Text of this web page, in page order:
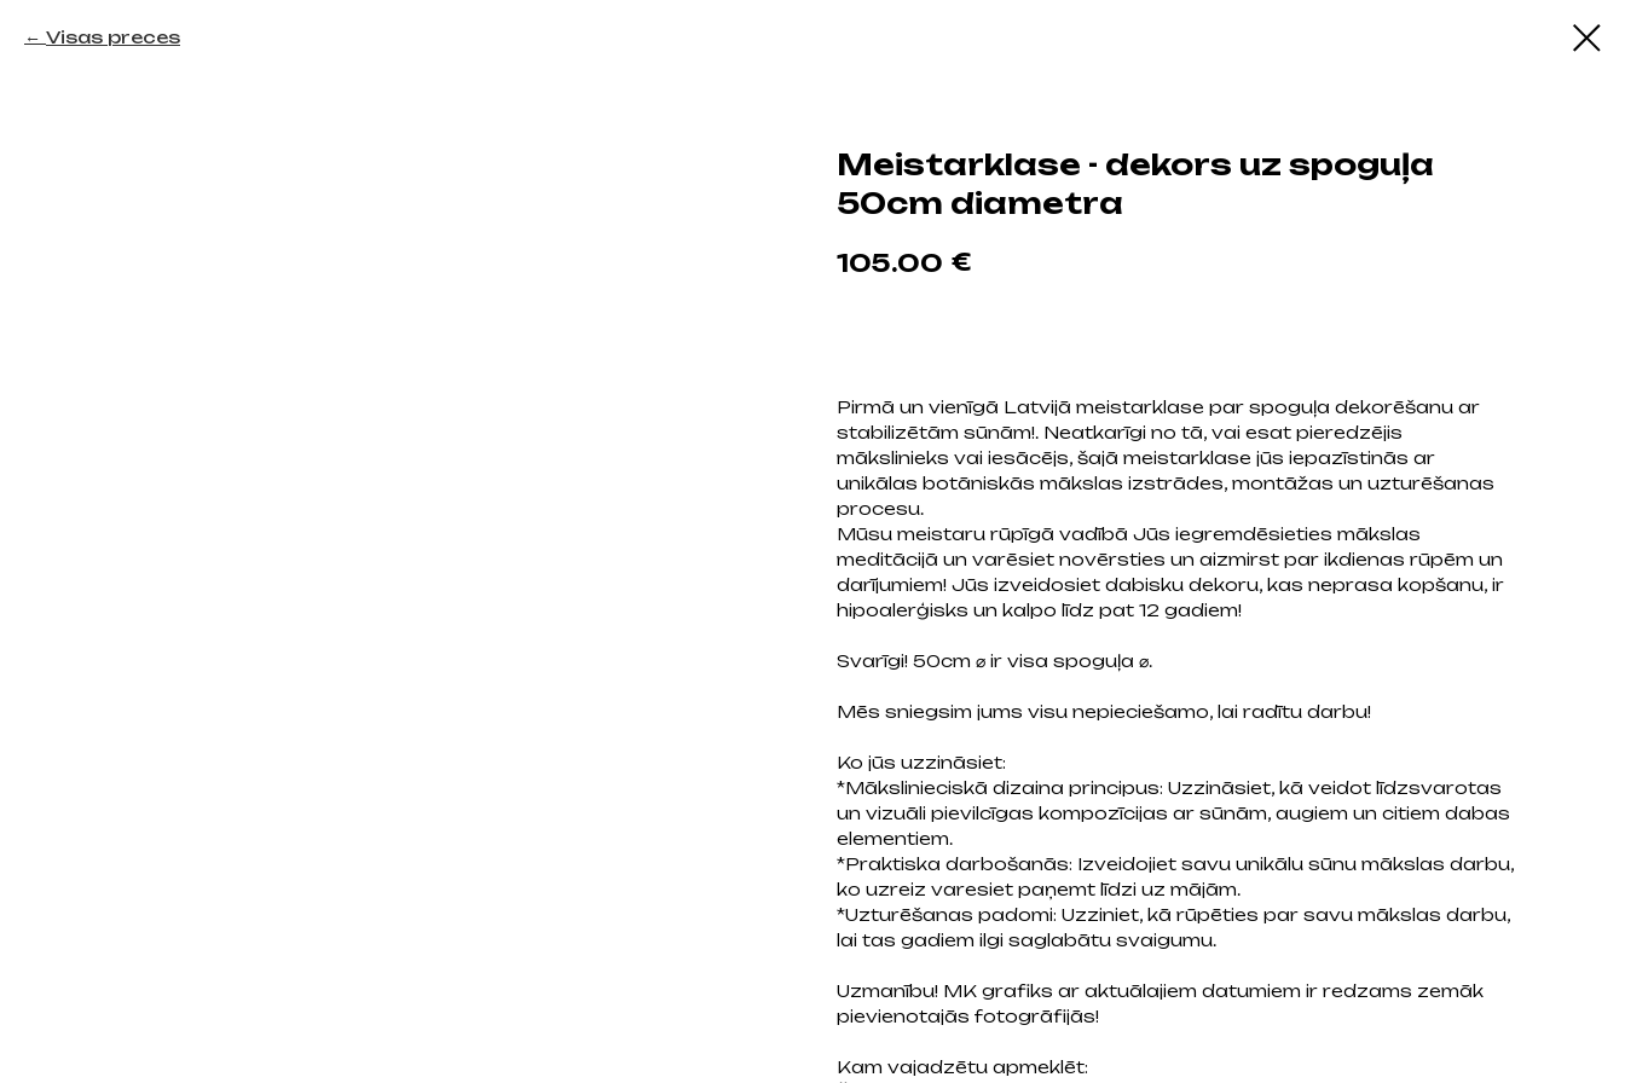
Visas preces
Meistarklase - dekors uz spoguļa
50cm diametra
105.00 €
Pirmā un vienīgā Latvijā meistarklase par spoguļa dekorēšanu ar
stabilizētām sūnām!. Neatkarīgi no tā, vai esat pieredzējis
mākslinieks vai iesācējs, šajā meistarklase jūs iepazīstinās ar
unikālas botāniskās mākslas izstrādes, montāžas un uzturēšanas
procesu.
Mūsu meistaru rūpīgā vadībā Jūs iegremdēsieties mākslas
meditācijā un varēsiet novērsties un aizmirst par ikdienas rūpēm un
darījumiem! Jūs izveidosiet dabisku dekoru, kas neprasa kopšanu, ir
hipoalerģisks un kalpo līdz pat 12 gadiem!
Svarīgi! 50cm ⌀ ir visa spoguļa ⌀.
Mēs sniegsim jums visu nepieciešamo, lai radītu darbu!
Ko jūs uzzināsiet:
*Mākslinieciskā dizaina principus: Uzzināsiet, kā veidot līdzsvarotas
un vizuāli pievilcīgas kompozīcijas ar sūnām, augiem un citiem dabas
elementiem.
*Praktiska darbošanās: Izveidojiet savu unikālu sūnu mākslas darbu,
ko uzreiz varesiet paņemt līdzi uz mājām.
*Uzturēšanas padomi: Uzziniet, kā rūpēties par savu mākslas darbu,
lai tas gadiem ilgi saglabātu svaigumu.
Uzmanību! MK grafiks ar aktuālajiem datumiem ir redzams zemāk
pievienotajās fotogrāfijās!
Kam vajadzētu apmeklēt: